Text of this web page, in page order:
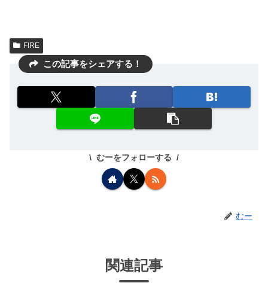
FIRE
この記事をシェアする！
むーをフォローする
むー
関連記事